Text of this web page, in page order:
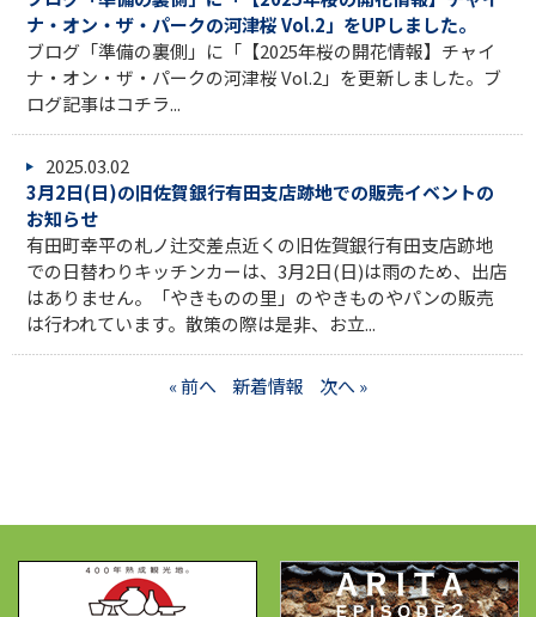
ナ・オン・ザ・パークの河津桜 Vol.2」をUPしました。
ブログ「準備の裏側」に「【2025年桜の開花情報】チャイ
ナ・オン・ザ・パークの河津桜 Vol.2」を更新しました。ブ
ログ記事はコチラ...
2025.03.02
3月2日(日)の旧佐賀銀行有田支店跡地での販売イベントの
お知らせ
有田町幸平の札ノ辻交差点近くの旧佐賀銀行有田支店跡地
での日替わりキッチンカーは、3月2日(日)は雨のため、出店
はありません。「やきものの里」のやきものやパンの販売
は行われています。散策の際は是非、お立...
« 前へ 新着情報 次へ »